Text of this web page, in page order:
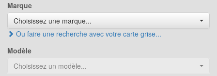
Marque
Choisissez une marque...
Ou faire une recherche avec votre carte grise...
Modèle
Choisissez un modèle...